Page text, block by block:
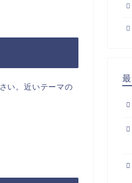
い。近いテーマの